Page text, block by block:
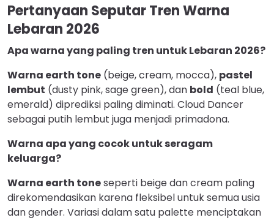
Pertanyaan Seputar Tren Warna
Lebaran 2026
Apa warna yang paling tren untuk Lebaran 2026?
Warna earth tone (beige, cream, mocca), pastel
lembut (dusty pink, sage green), dan bold (teal blue,
emerald) diprediksi paling diminati. Cloud Dancer
sebagai putih lembut juga menjadi primadona.
Warna apa yang cocok untuk seragam
keluarga?
Warna earth toneseperti beige dan cream paling
direkomendasikan karena fleksibel untuk semua usia
dan gender. Variasi dalam satu palette menciptakan